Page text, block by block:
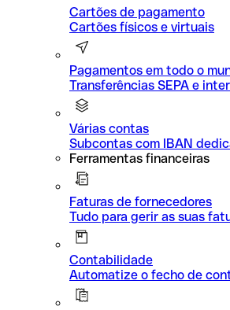
Cartões de pagamento
Cartões físicos e virtuais
Pagamentos em todo o
Transferências SEPA e
Várias contas
Subcontas com IBAN
Ferramentas financeiras
Faturas de fornecedores
Tudo para gerir as suas
Contabilidade
Automatize o fecho de